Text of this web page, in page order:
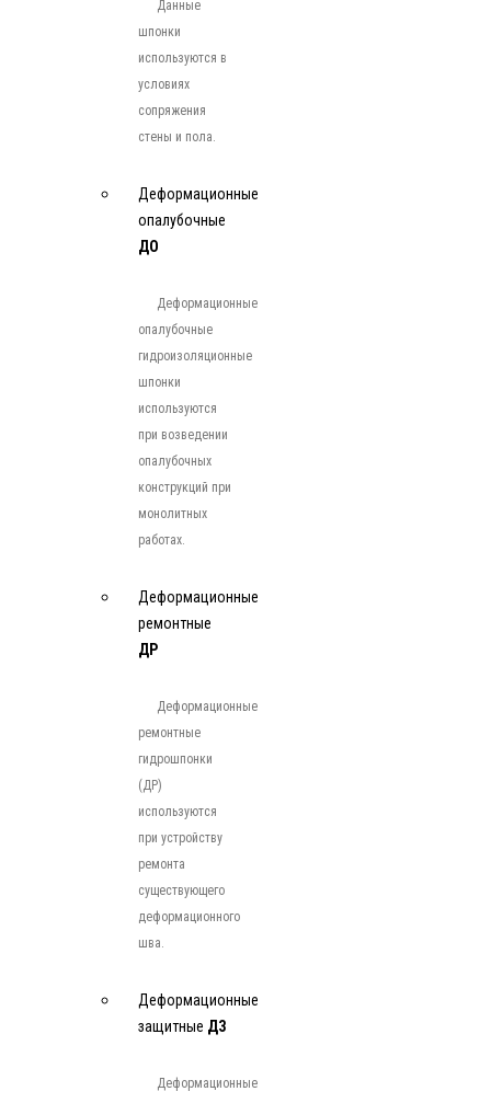
Данные
шпонки
используются в
условиях
сопряжения
стены и пола.
Деформационные
опалубочные
ДО
Деформационные
опалубочные
гидроизоляционные
шпонки
используются
при возведении
опалубочных
конструкций при
монолитных
работах.
Деформационные
ремонтные
ДР
Деформационные
ремонтные
гидрошпонки
(ДР)
используются
при устройству
ремонта
существующего
деформационного
шва.
Деформационные
защитные ДЗ
Деформационные